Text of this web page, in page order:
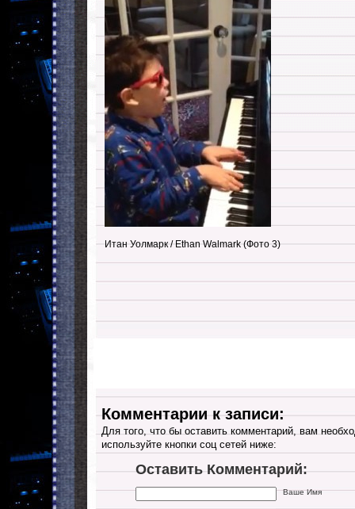
Итан Уолмарк / Ethan Walmark (Фото 3)
Комментарии к записи:
Для того, что бы оставить комментарий, вам
используйте кнопки соц сетей ниже:
Оставить Комментарий:
Ваше Имя